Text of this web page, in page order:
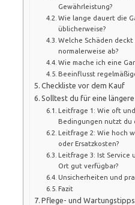
Gewährleistung?
Wie lange dauert die
üblicherweise?
Welche Schäden
normalerweise ab?
Wie mache ich eine
Beeinflusst
Checkliste vor dem Kauf
Solltest du für eine
Leitfrage 1: Wie oft
Bedingungen nutzt du
Leitfrage 2: Wie hoch
oder Ersatzkosten?
Leitfrage 3: Ist Service
Ort gut verfügbar?
Unsicherheiten und
Fazit
Pflege- und Wartungstipps